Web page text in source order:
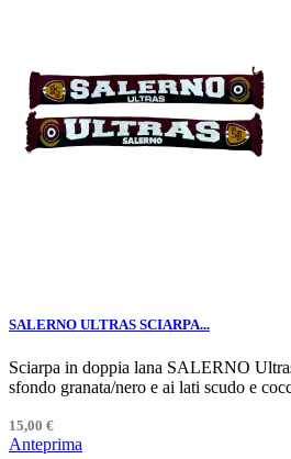
SALERNO ULTRAS SCIARPA...
Sciarpa in doppia lana SALERNO
sfondo granata/nero e ai lati scudo e
15,00 €
Anteprima